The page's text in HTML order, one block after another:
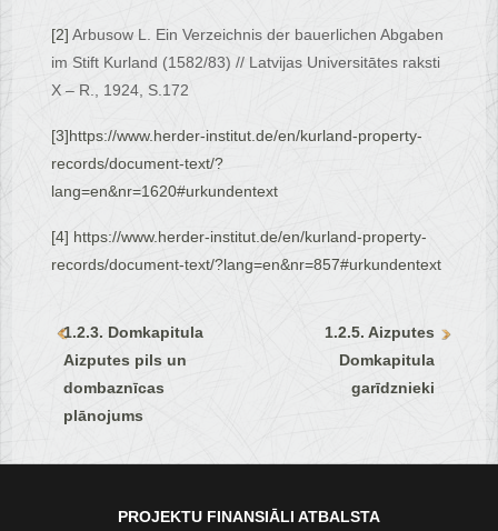
[2] Arbusow L. Ein Verzeichnis der bauerlichen Abgaben
im Stift Kurland (1582/83) // Latvijas Universitātes raksti
X – R., 1924, S.172
[3]https://www.herder-institut.de/en/kurland-property-
records/document-text/?
lang=en&nr=1620#urkundentext
[4] https://www.herder-institut.de/en/kurland-property-
records/document-text/?lang=en&nr=857#urkundentext
1.2.3. Domkapitula
Aizputes pils un
dombaznīcas
plānojums
1.2.5. Aizputes
Domkapitula
garīdznieki
PROJEKTU FINANSIĀLI ATBALSTA